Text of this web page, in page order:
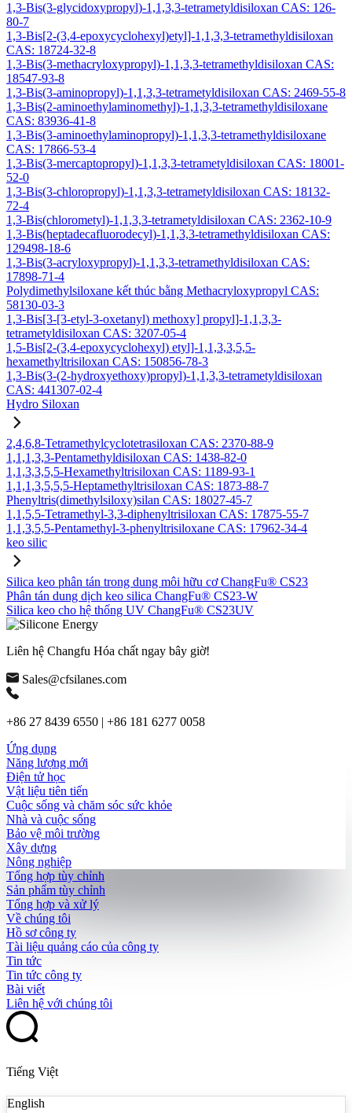
1,3-Bis(3-glycidoxypropyl)-1,1,3,3-tetrametyldisiloxan CAS: 126-
80-7
1,3-Bis[2-(3,4-epoxycyclohexyl)etyl]-1,1,3,3-tetramethyldisiloxan
CAS: 18724-32-8
1,3-Bis(3-methacryloxypropyl)-1,1,3,3-tetramethyldisiloxan CAS:
18547-93-8
1,3-Bis(3-aminopropyl)-1,1,3,3-tetrametyldisiloxan CAS: 2469-55-8
1,3-Bis(2-aminoethylaminomethyl)-1,1,3,3-tetramethyldisiloxane
CAS: 83936-41-8
1,3-Bis(3-aminoethylaminopropyl)-1,1,3,3-tetramethyldisiloxane
CAS: 17866-53-4
1,3-Bis(3-mercaptopropyl)-1,1,3,3-tetrametyldisiloxan CAS: 18001-
52-0
1,3-Bis(3-chloropropyl)-1,1,3,3-tetrametyldisiloxan CAS: 18132-
72-4
1,3-Bis(chlorometyl)-1,1,3,3-tetrametyldisiloxan CAS: 2362-10-9
1,3-Bis(heptadecafluorodecyl)-1,1,3,3-tetramethyldisiloxan CAS:
129498-18-6
1,3-Bis(3-acryloxypropyl)-1,1,3,3-tetramethyldisiloxan CAS:
17898-71-4
Polydimethylsiloxane kết thúc bằng Methacryloxypropyl CAS:
58130-03-3
1,3-Bis[3-[3-etyl-3-oxetanyl) methoxy] propyl]-1,1,3,3-
tetrametyldisiloxan CAS: 3207-05-4
1,5-Bis[2-(3,4-epoxycyclohexyl) etyl]-1,1,3,3,5,5-
hexamethyltrisiloxan CAS: 150856-78-3
1,3-Bis(3-(2-hydroxyethoxy)propyl)-1,1,3,3-tetrametyldisiloxan
CAS: 441307-02-4
Hydro Siloxan
2,4,6,8-Tetramethylcyclotetrasiloxan CAS: 2370-88-9
1,1,1,3,3-Pentamethyldisiloxan CAS: 1438-82-0
1,1,3,3,5,5-Hexamethyltrisiloxan CAS: 1189-93-1
1,1,1,3,5,5,5-Heptamethyltrisiloxan CAS: 1873-88-7
Phenyltris(dimethylsiloxy)silan CAS: 18027-45-7
1,1,5,5-Tetramethyl-3,3-diphenyltrisiloxan CAS: 17875-55-7
1,1,3,5,5-Pentamethyl-3-phenyltrisiloxane CAS: 17962-34-4
keo silic
Silica keo phân tán trong dung môi hữu cơ ChangFu® CS23
Phân tán dung dịch keo silica ChangFu® CS23-W
Silica keo cho hệ thống UV ChangFu® CS23UV
Liên hệ Changfu Hóa chất ngay bây giờ!
Sales@cfsilanes.com
+86 27 8439 6550 | +86 181 6277 0058
Ứng dụng
Năng lượng mới
Điện tử học
Vật liệu tiên tiến
Cuộc sống và chăm sóc sức khỏe
Nhà và cuộc sống
Bảo vệ môi trường
Xây dựng
Nông nghiệp
Tổng hợp tùy chỉnh
Sản phẩm tùy chỉnh
Tổng hợp và xử lý
Về chúng tôi
Hồ sơ công ty
Tài liệu quảng cáo của công ty
Tin tức
Tin tức công ty
Bài viết
Liên hệ với chúng tôi
Tiếng Việt
English